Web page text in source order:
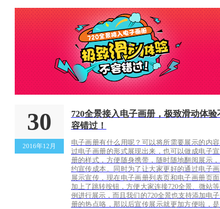
30
2016年12月
720全景接入电子画册，极致滑动体验
容错过！
电子画册有什么用呢？可以将所需要展示的内
过电子画册的形式展现出来，也可以做成电子
册的样式，方便随身携带，随时随地翻阅展示
约宣传成本。同时为了让大家更好的通过电子
展示宣传，现在电子画册列表页和电子画册页
加上了跳转按钮，方便大家连接720全景、微站
例进行展示，而且我们的720全景也支持添加电
册的热点咯，那以后宣传展示就更加方便啦，